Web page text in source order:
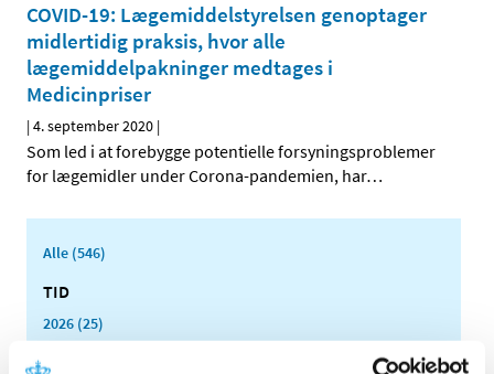
COVID-19: Lægemiddelstyrelsen genoptager
midlertidig praksis, hvor alle
lægemiddelpakninger medtages i
Medicinpriser
|4. september 2020 |
Som led i at forebygge potentielle forsyningsproblemer
for lægemidler under Corona-pandemien, har…
Alle (546)
TID
2026 (25)